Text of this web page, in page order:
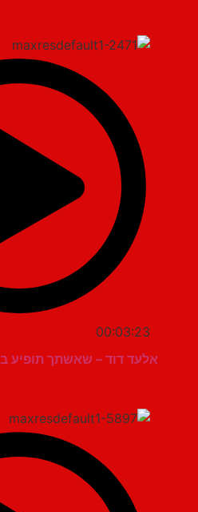
00:03:23
אלעד דוד – שאשתך תופיע במקומך